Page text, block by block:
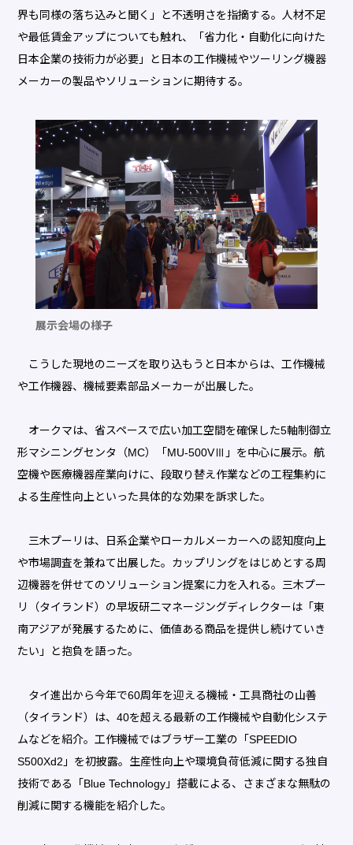
界も同様の落ち込みと聞く」と不透明さを指摘する。人材不足
や最低賃金アップについても触れ、「省力化・自動化に向けた
日本企業の技術力が必要」と日本の工作機械やツーリング機器
メーカーの製品やソリューションに期待する。
展示会場の様子
こうした現地のニーズを取り込もうと日本からは、工作機械
や工作機器、機械要素部品メーカーが出展した。
オークマは、省スペースで広い加工空間を確保した5軸制御立
形マシニングセンタ（MC）「MU-500VⅢ」を中心に展示。航
空機や医療機器産業向けに、段取り替え作業などの工程集約に
よる生産性向上といった具体的な効果を訴求した。
三木プーリは、日系企業やローカルメーカーへの認知度向上
や市場調査を兼ねて出展した。カップリングをはじめとする周
辺機器を併せてのソリューション提案に力を入れる。三木プー
リ（タイランド）の早坂研二マネージングディレクターは「東
南アジアが発展するために、価値ある商品を提供し続けていき
たい」と抱負を語った。
タイ進出から今年で60周年を迎える機械・工具商社の山善
（タイランド）は、40を超える最新の工作機械や自動化システ
ムなどを紹介。工作機械ではブラザー工業の「SPEEDIO
S500Xd2」を初披露。生産性向上や環境負荷低減に関する独自
技術である「Blue Technology」搭載による、さまざまな無駄の
削減に関する機能を紹介した。